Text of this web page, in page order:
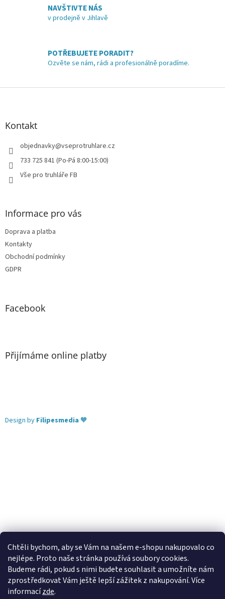
Chtěli bychom, aby se Vám na našem e-shopu nakupovalo co
nejlépe. Proto naše stránka používá soubory cookies.
Budeme rádi, pokud s nimi budete souhlasit a umožníte nám
zprostředkovat Vám ještě lepší zážitek z nakupování.Více
informacízde.
y
v
ý
i
NAVŠTIVTE NÁS
v prodejně v Jihlavě
POTŘEBUJETE PORADIT?
Ozvěte se nám, rádi a profesionálně poradíme.
Z
Kontakt
objednavky@vseprotruhlare.cz
733 725 841 (Po-Pá 8:00-15:00)
Vše pro truhláře FB
Informace pro vás
Doprava a platba
Kontakty
Obchodní podmínky
GDPR
Facebook
Přijímáme online platby
Design by Filipesmedia 🧡
Lekva nábytek ubytování pod Pálavou kování Tulip
úchytky Gamet
úchytky Siro Blum - perfecting motion